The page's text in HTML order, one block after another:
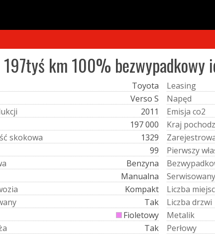
km 100% bezwypadkowy
Toyota
Verso S
ukcji
2011
197 000
ść skokowa
1329
99
a
Benzyna
Manualna
ozia
Kompakt
any
Tak
Fioletowy
a
Tak
Leasing
Napęd
Emisja co2
Kraj pochodz
Zarejestrow
Pierwszywła
Bezwypadko
Serwisowany
Liczba miejsc
Liczba drzwi
Metalik
Perłowy